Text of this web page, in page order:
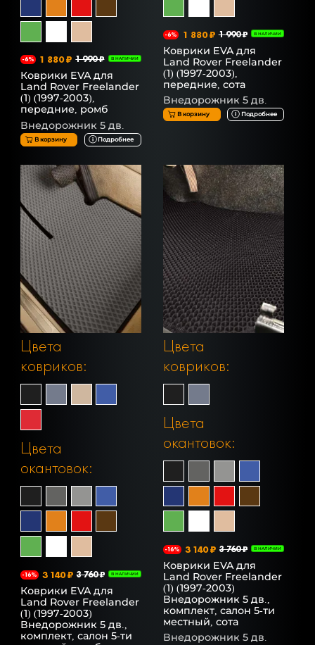
-6% 1 880 ₽ 1 990 ₽ В НАЛИЧИИ
Коврики EVA для
Land Rover Freelander
(1) (1997-2003),
передние, ромб
Внедорожник 5 дв.
В корзину Подробнее
-6% 1 880 ₽ 1 990 ₽ В НАЛИЧИИ
Коврики EVA для
Land Rover Freelander
(1) (1997-2003),
передние, сота
Внедорожник 5 дв.
В корзину Подробнее
Цвета
ковриков:
Цвета
окантовок:
-16% 3 140 ₽ 3 760 ₽ В НАЛИЧИИ
Коврики EVA для
Land Rover Freelander
(1) (1997-2003)
Внедорожник 5 дв.,
комплект, салон 5-ти
Цвета
ковриков:
Цвета
окантовок:
-16% 3 140 ₽ 3 760 ₽ В НАЛИЧИИ
Коврики EVA для
Land Rover Freelander
(1) (1997-2003)
Внедорожник 5 дв.,
комплект, салон 5-ти
местный, сота
Внедорожник 5 дв.